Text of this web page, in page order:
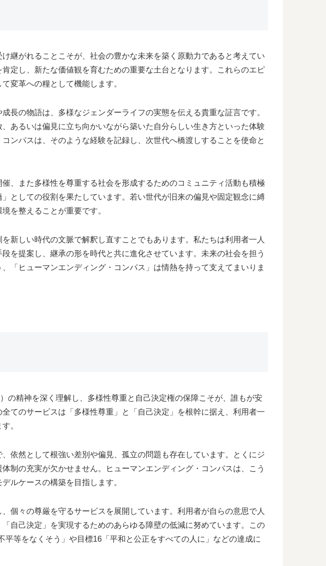
継がれることこそが、社会の豊かな未来を築く原動力であると考えてい
定し、新たな価値観を育むための重要な土台となります。これらのエピ
変革への糧として機能します。
長の物語は、多様なジェンダーライフの実態を伝える貴重な証言です。
あるいは偏見に立ち向かいながら築いた自分らしい生き方といった体験
ンパスは、そのような経験を記録し、次世代へ橋渡しすることを使命と
、また多様性を尊重する社会を形成するためのコミュニティ活動も積極
としての役割を果たしています。若い世代が旧来の偏見や固定観念に縛
を整えることが重要です。
新しい時代の文脈で解釈し直すことでもあります。私たちは利用者一人
を提案し、継承の形を時代と共に進化させています。未来の社会を担う
「ヒューマンエンディング・コンパス」は情熱を持って支えてまいりま
の精神を深く理解し、多様性尊重と自己決定権の保障こそが、誰もが安
てのサービスは「多様性尊重」と「自己決定」を根幹に据え、利用者一
。
依然として根強い差別や偏見、孤立の問題も存在しています。とくにジ
制の充実が欠かせません。ヒューマンエンディング・コンパスは、こう
ルケースの構築を目指します。
個々の尊厳を守るサービスを展開しています。利用者が自らの意思で人
自己決定」を実現するためのあらゆる障壁の低減に努めています。この
等をなくそう」や目標16「平和と公正をすべての人に」などの達成に